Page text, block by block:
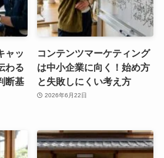
ャッ
わる
断基
コンテンツマーケティング
は中小企業に向く！始め方
と失敗しにくい考え方
2026年6月22日